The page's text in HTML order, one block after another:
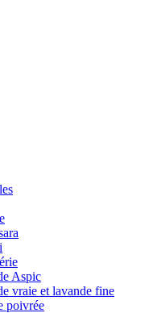
Aspic
vraie et lavande fine
poivrée